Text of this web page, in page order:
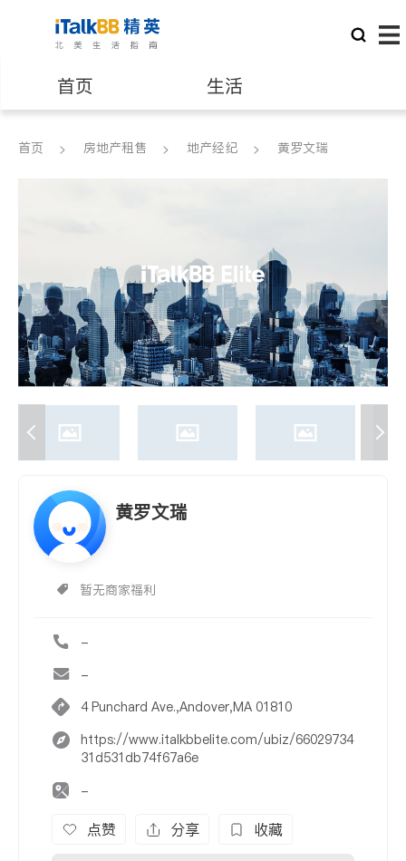
首页 生活
医生 律师
养老 非盈利组织
首页 房地产租售 地产经纪 黄罗文瑞
黄罗文瑞
暂无商家福利
-
-
4 Punchard Ave.,Andover,MA 01810
https://www.italkbbelite.com/ubiz/66029734
31d531db74f67a6e
-
点赞 分享 收藏